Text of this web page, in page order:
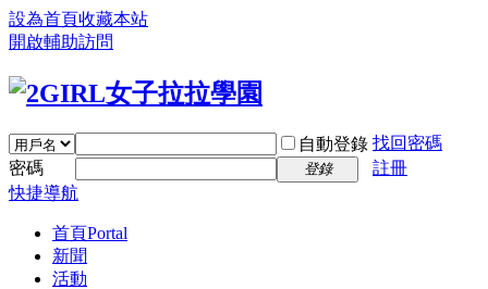
設為首頁收藏本站
開啟輔助訪問
自動登錄 找回密碼
密碼
登錄
註冊
快捷導航
首頁Portal
新聞
活動